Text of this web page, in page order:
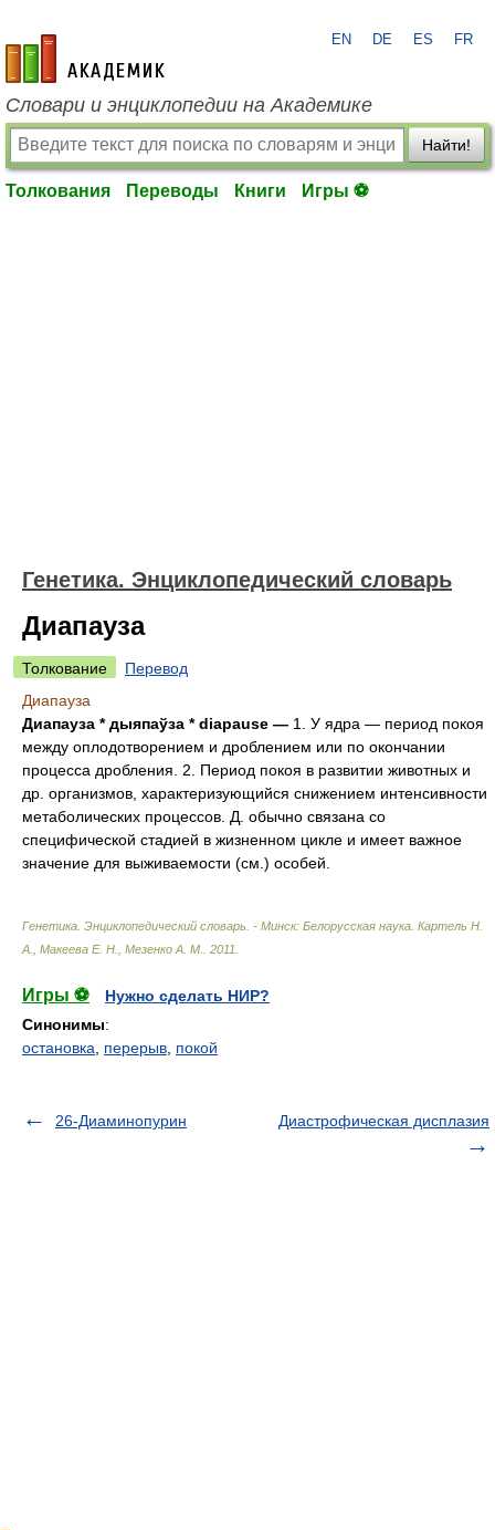
academic.ru
EN DE ES FR
Словари и энциклопедии на Академике
Найти!
Толкования Переводы Книги Игры ⚽
Генетика. Энциклопедический словарь
Диапауза
Толкование
Перевод
Диапауза
Диапауза * дыяпаўза * diapause — 1. У ядра — период покоя
между оплодотворением и дроблением или по окончании
процесса дробления. 2. Период покоя в развитии животных и
др. организмов, характеризующийся снижением интенсивности
метаболических процессов. Д. обычно связана со
специфической стадией в жизненном цикле и имеет важное
значение для выживаемости (см.) особей.
Генетика. Энциклопедический словарь. - Минск: Белорусская наука Картель Н.
А., Макеева Е. Н., Мезенко А. М.
2011
Игры ⚽
Нужно сделать НИР?
Синонимы:
остановка
перерыв покой
26-Диаминопурин Диастрофическая дисплазия